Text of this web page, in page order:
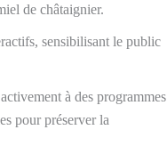
de châtaignier.
sensibilisant le public
à des programmes
pour préserver la